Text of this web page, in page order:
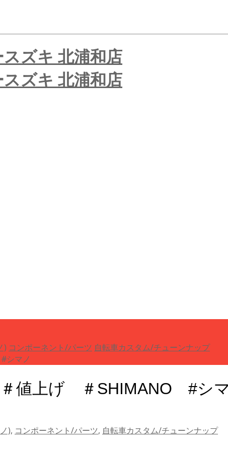
) コンポーネント/パーツ 自転車カスタム/チューンナップ
シマノ
値上げ ＃SHIMANO #
), コンポーネント/パーツ, 自転車カスタム/チューンナップ